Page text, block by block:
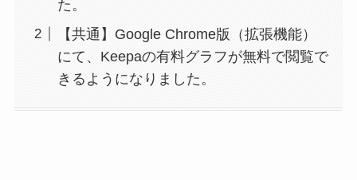
た。
【共通】Google Chrome版（拡張機能）
にて、Keepaの有料グラフが無料で閲覧で
きるようになりました。